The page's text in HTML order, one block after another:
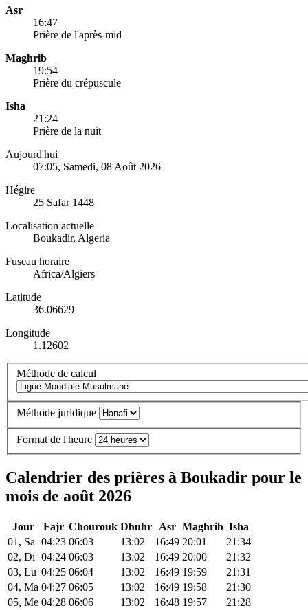
Asr
16:47
Prière de l'après-mid
Maghrib
19:54
Prière du crépuscule
Isha
21:24
Prière de la nuit
Aujourd'hui
07:05, Samedi, 08 Août 2026
Hégire
25 Safar 1448
Localisation actuelle
Boukadir, Algeria
Fuseau horaire
Africa/Algiers
Latitude
36.06629
Longitude
1.12602
Méthode de calcul
Méthode juridique
Format de l'heure
Calendrier des prières à Boukadir pour le
mois de août 2026
Jour Fajr Chourouk Dhuhr Asr Maghrib Isha
01, Sa 04:23 06:03 13:02 16:49 20:01
21:34
02, Di 04:24 06:03 13:02 16:49 20:00
21:32
03, Lu 04:25 06:04 13:02 16:49 19:59
21:31
04, Ma 04:27 06:05 13:02 16:49 19:58
21:30
05, Me 04:28 06:06 13:02 16:48 19:57
21:28